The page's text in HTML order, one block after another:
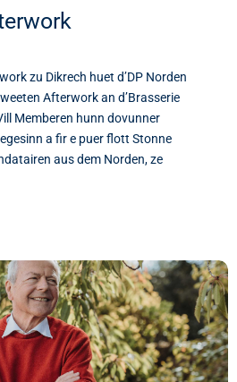
zu Dikrech huet d’DP Norden
Afterwork an d’Brasserie
Memberen hunn dovunner
a fir e puer flott Stonne
aus dem Norden, ze